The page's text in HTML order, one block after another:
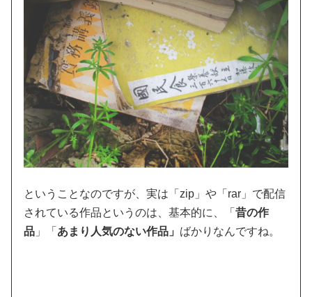
ということなのですが、実は「zip」や「rar」で配信
されている作品というのは、基本的に、「昔の作
品 」「 あまり人気のない作品」 ばかりなんですね。